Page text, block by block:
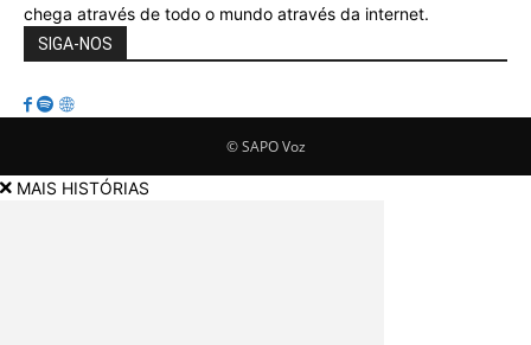
chega através de todo o mundo através da internet.
SIGA-NOS
© SAPO Voz
MAIS HISTÓRIAS